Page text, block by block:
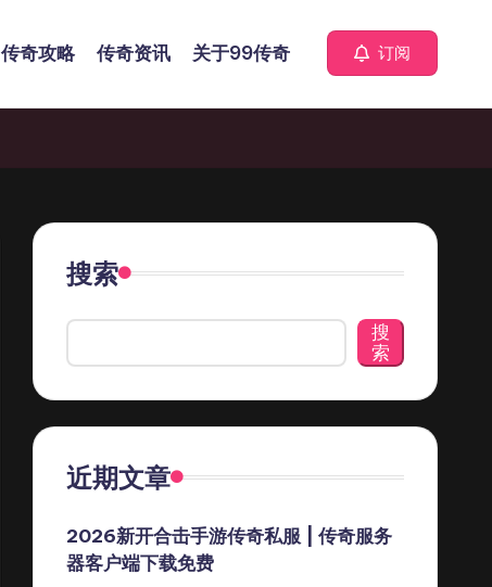
传奇攻略 传奇资讯 关于99传奇 订阅
搜索
搜
索
近期文章
2026新开合击手游传奇私服 | 传奇服务
器客户端下载免费